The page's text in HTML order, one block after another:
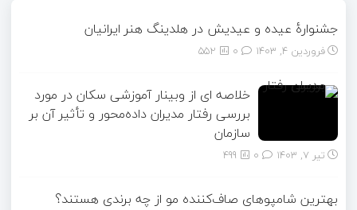
جشنوارۀ عیده و عیدیش در هلدینگ هنر ایرانیان
فروردین ۴, ۱۴۰۳ 552
خلاصه ای از وبینار آموزشی سکان در مورد
بررسی رفتار مدیران داده‌محور و تأثیر آن بر
سازمان
تیر ۷, ۱۴۰۳ 499
بهترین شامپوهای صاف‌کننده مو از چه برندی هستند؟